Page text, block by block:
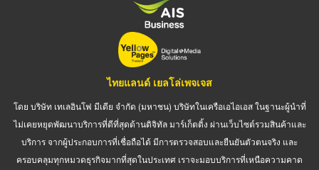
ไทยแลนด์ เยลโล่เพจเจส
โดย บริษัท เทเลอินโฟ มีเดีย จำกัด (มหาชน) บริษัทในเครือเอไอเอส ในฐานะผู้นำที่
ไม่เคยหยุดพัฒนาบริการที่ดีที่สุดด้านดิจิทัล มาร์เก็ตติ้ง ผ่านเว็บไซต์รวมสินค้าและ
บริการ จากผู้ประกอบการที่เชื่อถือได้ มีการตรวจสอบและยืนยันตัวตนจริง และ
ครอบคลุมทุกหมวดธุรกิจมากที่สุดในประเทศ เราจะมอบบริการที่เหนือความคาด